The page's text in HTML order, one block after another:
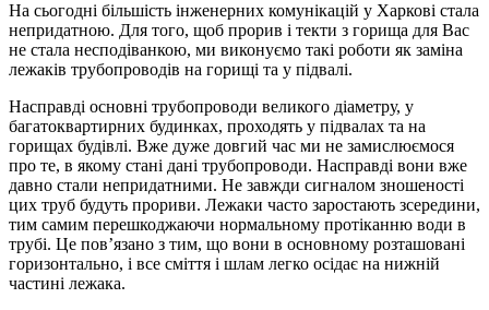
На сьогодні більшість інженерних комунікацій у Харкові стала
непридатною. Для того, щоб прорив і текти з горища для Вас
не стала несподіванкою, ми виконуємо такі роботи як заміна
лежаків трубопроводів на горищі та у підвалі.
Насправді основні трубопроводи великого діаметру, у
багатоквартирних будинках, проходять у підвалах та на
горищах будівлі. Вже дуже довгий час ми не замислюємося
про те, в якому стані дані трубопроводи. Насправді вони вже
давно стали непридатними. Не завжди сигналом зношеності
цих труб будуть прориви. Лежаки часто заростають зсередини,
тим самим перешкоджаючи нормальному протіканню води в
трубі. Це пов’язано з тим, що вони в основному розташовані
горизонтально, і все сміття і шлам легко осідає на нижній
частині лежака.